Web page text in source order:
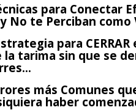
para Conectar
No te Perciban como
para CERRAR
tarima sin que se
más Comunes
haber